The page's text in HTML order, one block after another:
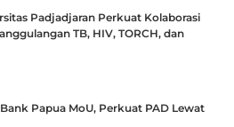
Padjadjaran Perkuat Kolaborasi
TB, HIV, TORCH, dan
Papua MoU, Perkuat PAD Lewat